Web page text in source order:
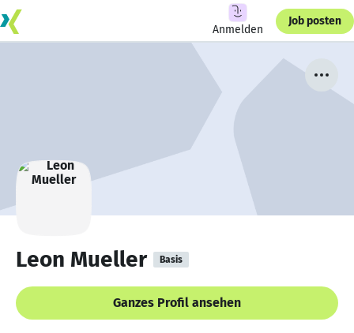
Anmelden
Job posten
Leon Mueller Basis
Ganzes Profil ansehen